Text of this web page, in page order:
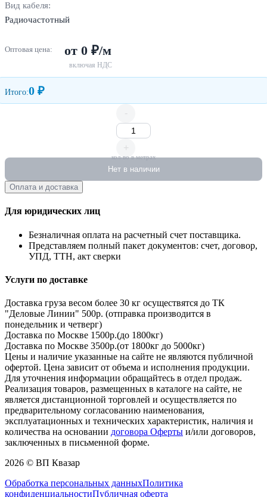
Вид кабеля:
Радиочастотный
Оптовая цена: от 0 ₽/м
включая НДС
Итого:0 ₽
-
+
кол-во в метрах
Нет в наличии
Оплата и доставка
Для юридических лиц
Безналичная оплата на расчетный счет поставщика.
Представляем полный пакет документов: счет, договор,
УПД, ТТН, акт сверки
Услуги по доставке
Доставка груза весом более 30 кг осуществятся до ТК
"Деловые Линии" 500р. (отправка производится в
понедельник и четверг)
Доставка по Москве 1500р.(до 1800кг)
Доставка по Москве 3500р.(от 1800кг до 5000кг)
Цены и наличие указанные на сайте не являются публичной
офертой. Цена зависит от объема и исполнения продукции.
Для уточнения информации обращайтесь в отдел продаж.
Реализация товаров, размещенных в каталоге на сайте, не
является дистанционной торговлей и осуществляется по
предварительному согласованию наименования,
эксплуатационных и технических характеристик, наличия и
количества на основании договора Оферты и/или договоров,
заключенных в письменной форме.
2026 © ВП Квазар
Обработка персональных данныхПолитика
конфиденциальностиПубличная оферта